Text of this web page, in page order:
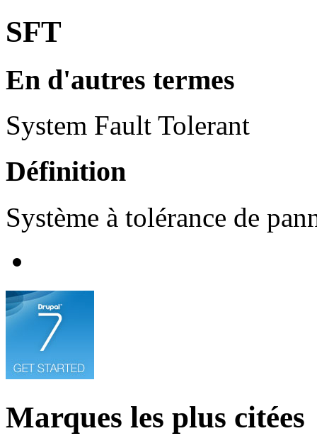
SFT
En d'autres termes
System Fault Tolerant
Définition
Système à tolérance de
Marques les plus citées